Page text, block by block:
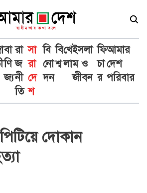
বা
ণি
জ্য
রা
জ
নী
তি
সা
রা
দে
শ
বি
নো
দন
বি
শ্ব
খে
লা
ইসলা
ম ও
জীবন
ফি
চা
র
আমার
দেশ
পরিবার
দোকান